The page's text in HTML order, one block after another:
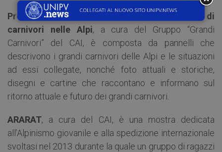
Presenze Silenziose. Ritorni e nuovi arrivi di
carnivori nelle Alpi, a cura del Gruppo “Grandi
Carnivori” del CAI, è composta da pannelli che
descrivono i grandi carnivori delle Alpi e le situazioni
ad essi collegate, nonché foto attuali e storiche,
disegni e cartine che raccontano e informano sul
ritorno attuale e futuro dei grandi carnivori.
ARARAT, a cura del CAI, è una mostra dedicata
all’Alpinismo giovanile e alla spedizione internazionale
svoltasi nel 2013 durante la quale un gruppo di ragazzi